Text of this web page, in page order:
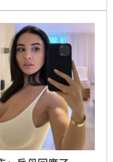
（愛迪達）更宣
時愛迪達股價盤前大